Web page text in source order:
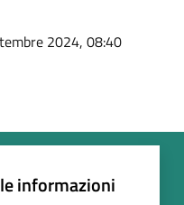
2024, 08:40
informazioni